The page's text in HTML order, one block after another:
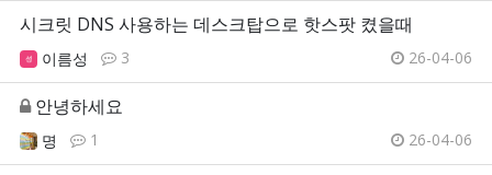
시크릿 DNS 사용하는 데스크탑으로 핫스팟 켰을때
이름성 3 26-04-06
안녕하세요
명 1 26-04-06